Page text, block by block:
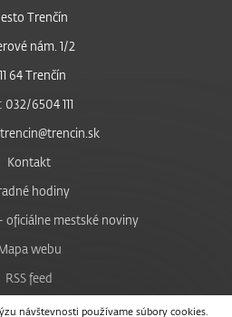
návštevnosti používame súbory cookies.
Trenčín
nám. 1/2
64 Trenčín
032/6504 111
Kontakt
hodiny
oficiálne mestské noviny
webu
RSS feed
cookies